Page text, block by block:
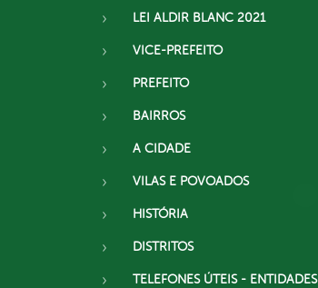
LEI ALDIR BLANC 2021
VICE-PREFEITO
PREFEITO
BAIRROS
A CIDADE
VILAS E POVOADOS
HISTÓRIA
DISTRITOS
TELEFONES ÚTEIS - ENTIDADES